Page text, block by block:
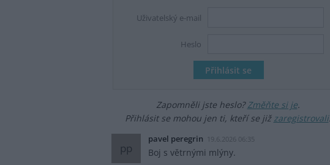
Uživatelský e-mail
Heslo
Zapomněli jste heslo?Změňte si je.
Přihlásit se mohou jen ti, kteří se již zaregistrovali.
pp
pavel peregrin 19.6.2026 06:35
Boj s větrnými mlýny.